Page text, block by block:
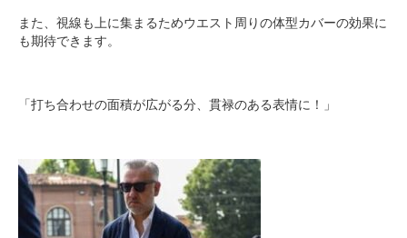
また、視線も上に集まるためウエスト周りの体型カバーの効果に
も期待できます。
「打ち合わせの面積が広がる分、貫禄のある表情に！」